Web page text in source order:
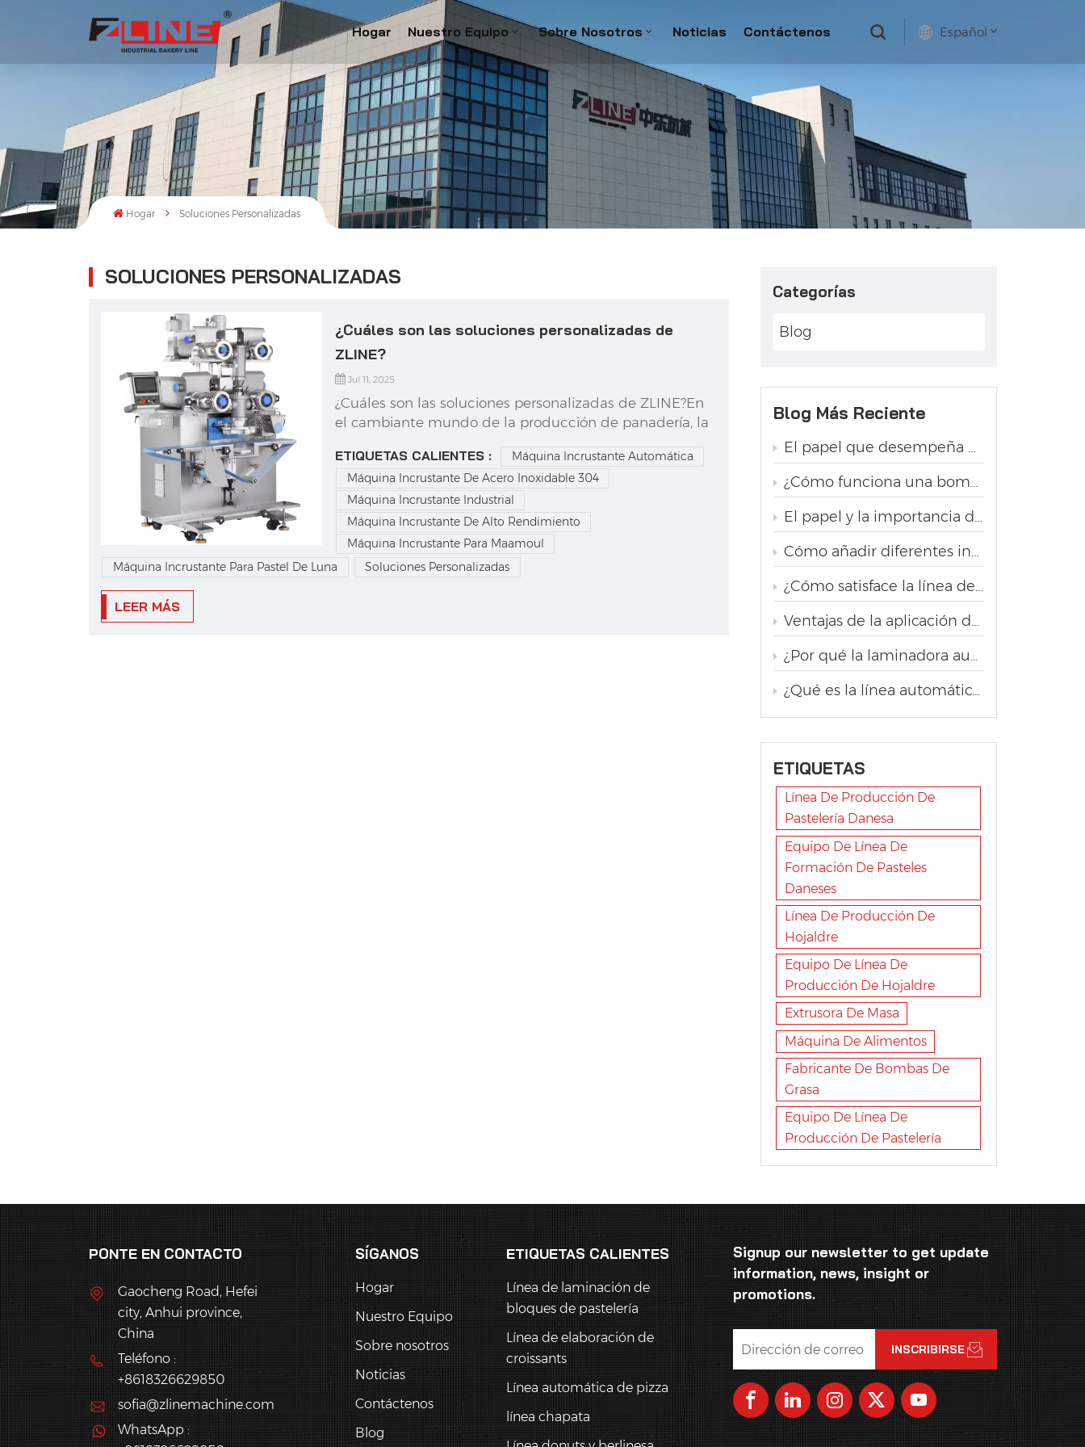
Hogar Nuestro Equipo Sobre Nosotros Noticias Contáctenos Español
русский
español
Hogar Soluciones Personalizadas
Categorías
Blog
Blog Más Reciente
El papel que desempeña una extrusora en una línea de producción de pastelería
¿Cómo funciona una bomba de grasa en una línea de producción de pastelería?
El papel y la importancia de la laminadora en la producción de pastelería
Cómo añadir diferentes ingredientes, como pasas y nueces, en la línea de producción automática de pan de hojaldre danés
¿Cómo satisface la línea de producción de pastelería la demanda de las panaderías de diferentes tamaños y formas de pan?
Ventajas de la aplicación de la línea automática de producción de pan tostado
¿Por qué la laminadora automática de masa de hojaldre es la opción ideal para la producción de pastelería danesa?
¿Qué es la línea automática de producción de pan trenzado con levadura?
ETIQUETAS
Línea De Producción De
Pastelería Danesa
Equipo De Línea De
Formación De Pasteles
Daneses
Línea De Producción De
Hojaldre
Equipo De Línea De
Producción De Hojaldre
Extrusora De Masa
Máquina De Alimentos
Fabricante De Bombas De
Grasa
Equipo De Línea De
Producción De Pastelería
SOLUCIONES PERSONALIZADAS
¿Cuáles son las soluciones personalizadas de
ZLINE?
Jul 11, 2025
¿Cuáles son las soluciones personalizadas de ZLINE?En
el cambiante mundo de la producción de panadería, la
nunca. Hoy en día, se espera que las panaderías
produzcan una variedad de productos rellenos, cada
uno con diferentes formas, tamaños, textu...
ETIQUETAS CALIENTES :
Máquina Incrustante Automática
Máquina Incrustante De Acero Inoxidable 304
Máquina Incrustante Industrial
Máquina Incrustante De Alto Rendimiento
Máquina Incrustante Para Maamoul
Máquina Incrustante Para Pastel De Luna
Soluciones Personalizadas
LEER MÁS
PONTE EN CONTACTO
Gaocheng Road, Hefei
city, Anhui province,
China
Teléfono :
+8618326629850
sofia@zlinemachine.com
WhatsApp :
SÍGANOS
Hogar
Nuestro Equipo
Sobre nosotros
Noticias
Contáctenos
Blog
ETIQUETAS CALIENTES
Línea de laminación de
bloques de pastelería
Línea de elaboración de
croissants
Línea automática de pizza
línea chapata
Signup our newsletter to get update
information, news, insight or
promotions.